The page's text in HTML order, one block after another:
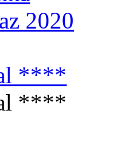
2020
****
****